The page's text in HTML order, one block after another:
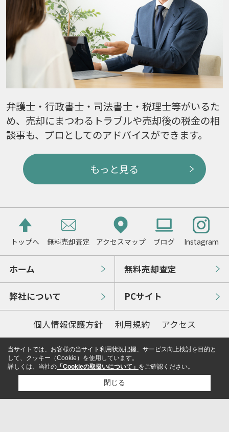
弁護士・行政書士・司法書士・税理士等がいるた
め、売却にまつわるトラブルや売却後の税金の相
談事も、プロとしてのアドバイスができます。
もっと見る
トップへ 無料売却査定 アクセスマップ ブログ Instagram
ホーム 無料売却査定
弊社について PCサイト
個人情報保護方針 利用規約 アクセス
当サイトでは、お客様の当サイト利用状況把握、サービス向上検討を目的と
して、クッキー（Cookie）を使用しています。
詳しくは、当社の 「Cookieの取扱いについて」 をご確認ください。
閉じる